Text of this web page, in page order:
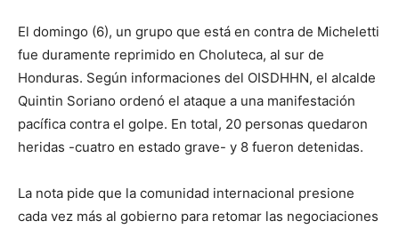
El domingo (6), un grupo que está en contra de Micheletti
fue duramente reprimido en Choluteca, al sur de
Honduras. Según informaciones del OISDHHN, el alcalde
Quintin Soriano ordenó el ataque a una manifestación
pacífica contra el golpe. En total, 20 personas quedaron
heridas -cuatro en estado grave- y 8 fueron detenidas.
La nota pide que la comunidad internacional presione
cada vez más al gobierno para retomar las negociaciones